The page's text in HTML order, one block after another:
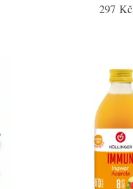
297 Kč